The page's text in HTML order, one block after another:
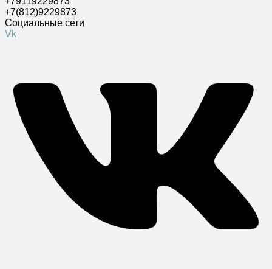
+7(812)9229873
Социальные сети
Vk